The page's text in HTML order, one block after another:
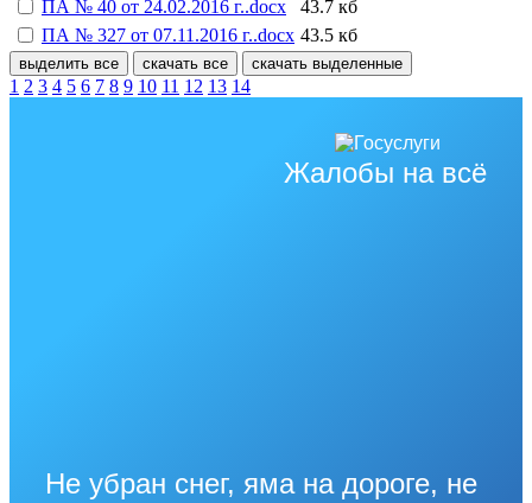
ПА № 40 от 24.02.2016 г..docx
43.7 кб
ПА № 327 от 07.11.2016 г..docx 43.5 кб
выделить все скачать все скачать выделенные
1 2 3 4 5 6 7 8 9 10 11 12 13 14
Жалобы на всё
Не убран снег, яма на дороге, не